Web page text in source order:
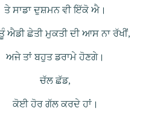
ਤੇ ਸਾਡਾ ਦੁਸ਼ਮਨ ਵੀ ਇੱਕੋ ਐ।
ਐਡੀ ਛੇਤੀ ਮੁਕਤੀ ਦੀ ਆਸ ਨਾ ਰੱਖੀਂ,
ਅਜੇ ਤਾਂ ਬਹੁਤ ਡਰਾਮੇ ਹੋਣਗੇ।
ਚੱਲ ਛੱਡ,
ਕੋਈ ਹੋਰ ਗੱਲ ਕਰਦੇ ਹਾਂ।